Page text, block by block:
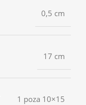
0,5 cm
17 cm
1 poza 10×15